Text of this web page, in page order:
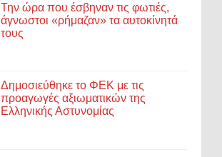
Την ώρα που έσβηναν τις φωτιές,
άγνωστοι «ρήμαζαν» τα αυτοκίνητά
τους
Δημοσιεύθηκε το ΦΕΚ με τις
προαγωγές αξιωματικών της
Ελληνικής Αστυνομίας